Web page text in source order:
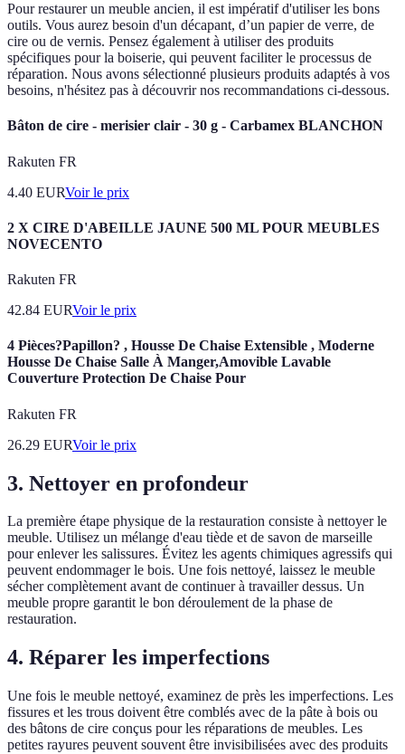
Pour restaurer un meuble ancien, il est impératif d'utiliser les bons
outils. Vous aurez besoin d'un décapant, d’un papier de verre, de
cire ou de vernis. Pensez également à utiliser des produits
spécifiques pour la boiserie, qui peuvent faciliter le processus de
réparation. Nous avons sélectionné plusieurs produits adaptés à vos
besoins, n'hésitez pas à découvrir nos recommandations ci-dessous.
Bâton de cire - merisier clair - 30 g - Carbamex BLANCHON
Rakuten FR
4.40 EURVoir le prix
2 X CIRE D'ABEILLE JAUNE 500 ML POUR MEUBLES
NOVECENTO
Rakuten FR
42.84 EURVoir le prix
4 Pièces?Papillon? , Housse De Chaise Extensible , Moderne
Housse De Chaise Salle À Manger,Amovible Lavable
Couverture Protection De Chaise Pour
Rakuten FR
26.29 EURVoir le prix
3. Nettoyer en profondeur
La première étape physique de la restauration consiste à nettoyer le
meuble. Utilisez un mélange d'eau tiède et de savon de marseille
pour enlever les salissures. Évitez les agents chimiques agressifs qui
peuvent endommager le bois. Une fois nettoyé, laissez le meuble
sécher complètement avant de continuer à travailler dessus. Un
meuble propre garantit le bon déroulement de la phase de
restauration.
4. Réparer les imperfections
Une fois le meuble nettoyé, examinez de près les imperfections. Les
fissures et les trous doivent être comblés avec de la pâte à bois ou
des bâtons de cire conçus pour les réparations de meubles. Les
petites rayures peuvent souvent être invisibilisées avec des produits